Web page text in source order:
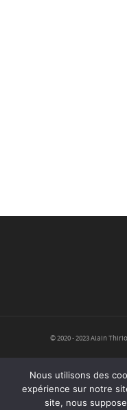
© 2020 - 2023 Alain
Mentions
Nous utilisons des
expérience sur notre
site, nous